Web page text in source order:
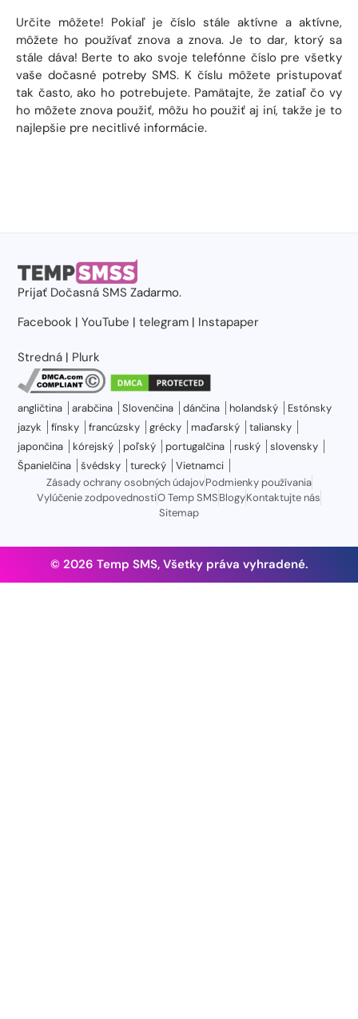
Určite môžete! Pokiaľ je číslo stále aktívne a aktívne,
môžete ho používať znova a znova. Je to dar, ktorý sa
stále dáva! Berte to ako svoje telefónne číslo pre všetky
vaše dočasné potreby SMS. K číslu môžete pristupovať
tak často, ako ho potrebujete. Pamätajte, že zatiaľ čo vy
ho môžete znova použiť, môžu ho použiť aj iní, takže je to
najlepšie pre necitlivé informácie.
Prijať Dočasná SMS Zadarmo.
Facebook |YouTube |telegram | Instapaper
Stredná | Plurk
angličtina arabčina Slovenčina dánčina holandský
Estónsky
jazyk
fínsky francúzsky grécky maďarský
taliansky
japončina
kórejský poľský portugalčina ruský
slovensky
Španielčina
švédsky turecký
Vietnamci
Zásady ochrany osobných údajovPodmienky používania
Vylúčenie zodpovednostiO Temp SMSBlogyKontaktujte nás
Sitemap
© 2026 Temp SMS, Všetky práva vyhradené.